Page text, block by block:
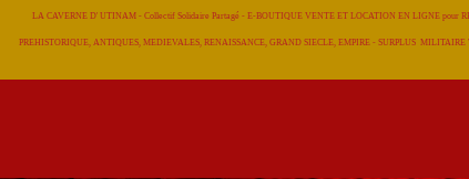
LA CAVERNE D' UTINAM - Collectif Solidaire Partagé - E-BOUTIQUE VENTE ET LOCATION EN LIGNE pour
PREHISTORIQUE, ANTIQUES, MEDIEVALES, RENAISSANCE, GRAND SIECLE, EMPIRE - SURPLUS